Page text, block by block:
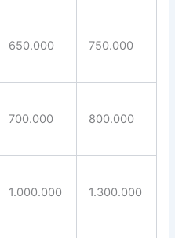
650.000 750.000
700.000 800.000
1.000.000 1.300.000